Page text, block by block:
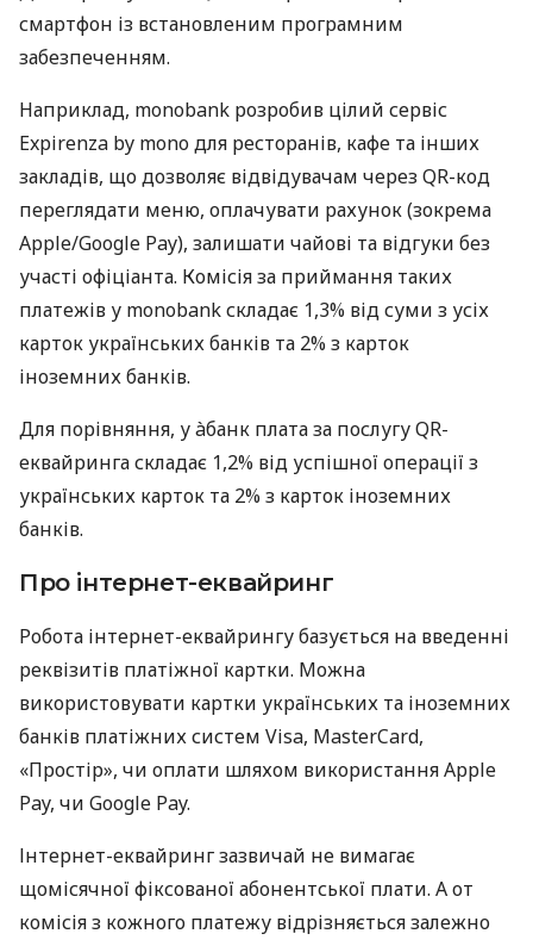
смартфон із встановленим програмним
забезпеченням.
Наприклад, monobank розробив цілий сервіс
Expirenza by mono для ресторанів, кафе та інших
закладів, що дозволяє відвідувачам через QR-код
переглядати меню, оплачувати рахунок (зокрема
Apple/Google Pay), залишати чайові та відгуки без
участі офіціанта. Комісія за приймання таких
платежів у monobank складає 1,3% від суми з усіх
карток українських банків та 2% з карток
іноземних банків.
Для порівняння, у àбанк плата за послугу QR-
еквайринга складає 1,2% від успішної операції з
українських карток та 2% з карток іноземних
банків.
Про інтернет-еквайринг
Робота інтернет-еквайрингу базується на введенні
реквізитів платіжної картки. Можна
використовувати картки українських та іноземних
банків платіжних систем Visa, MasterCard,
«Простір», чи оплати шляхом використання Apple
Pay, чи Google Pay.
Інтернет-еквайринг зазвичай не вимагає
щомісячної фіксованої абонентської плати. А от
комісія з кожного платежу відрізняється залежно